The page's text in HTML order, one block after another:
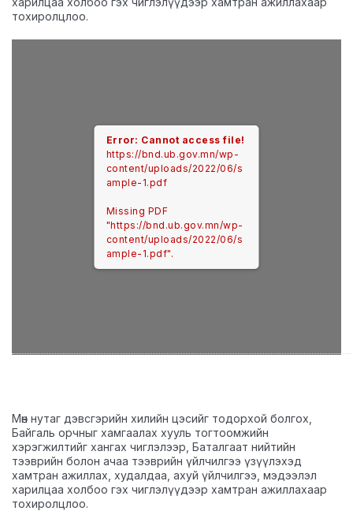
тохиролцлоо.
Error: Cannot access file!
https://bnd.ub.gov.mn/wp-
content/uploads/2022/06/s
ample-1.pdf
Missing PDF
"https://bnd.ub.gov.mn/wp-
content/uploads/2022/06/s
ample-1.pdf".
Мөн нутаг дэвсгэрийн хилийн цэсийг тодорхой болгох,
Байгаль орчныг хамгаалах хууль тогтоомжийн
хэрэгжилтийг хангах чиглэлээр, Баталгаат нийтийн
тээврийн болон ачаа тээврийн үйлчилгээ үзүүлэхэд
хамтран ажиллах, худалдаа, ахуй үйлчилгээ, мэдээлэл
харилцаа холбоо гэх чиглэлүүдээр хамтран ажиллахаар
тохиролцлоо.